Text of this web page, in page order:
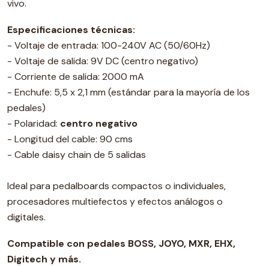
vivo.
Especificaciones técnicas:
- Voltaje de entrada: 100-240V AC (50/60Hz)
- Voltaje de salida: 9V DC (centro negativo)
- Corriente de salida: 2000 mA
- Enchufe: 5,5 x 2,1 mm (estándar para la mayoría de los
pedales)
- Polaridad: centro negativo
- Longitud del cable: 90 cms
- Cable daisy chain de 5 salidas
Ideal para pedalboards compactos o individuales,
procesadores multiefectos y efectos análogos o
digitales.
Compatible con pedales BOSS, JOYO, MXR, EHX,
Digitech y más.